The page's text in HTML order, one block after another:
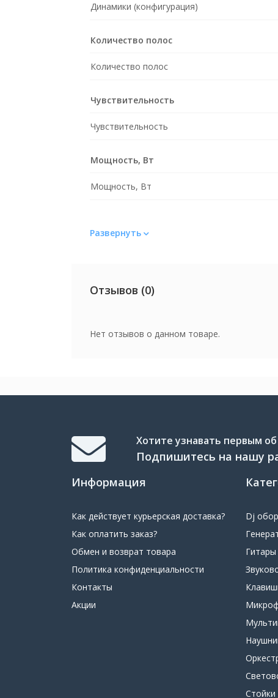
Динамики (конфигурация)
Количество полос
Количество полос
Чувствительность
Чувствительность
Мощность, Вт
Мощность, Вт
Вес
Развернуть
Отзывов (0)
Нет отзывов о данном товаре.
Хотите узнавать первым об
Подпишитесь на нашу
Информация
Как действует курьерская доставка?
Как оплатить заказ?
Обмен и возврат товара
Политика конфиденциальности
Контакты
Акции
Dj